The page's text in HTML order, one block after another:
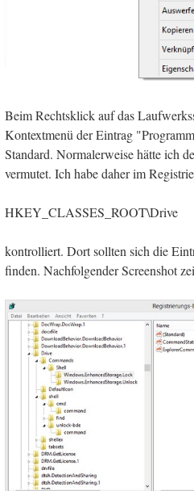
Beim Rechtsklick auf das
Kontextmenü der Eintrag
Standard. Normalerweise hätte ich
vermutet. Ich habe daher im
HKEY_CLASSES_ROOT\Drive
kontrolliert. Dort sollten sich die
finden. Nachfolgender Screenshot